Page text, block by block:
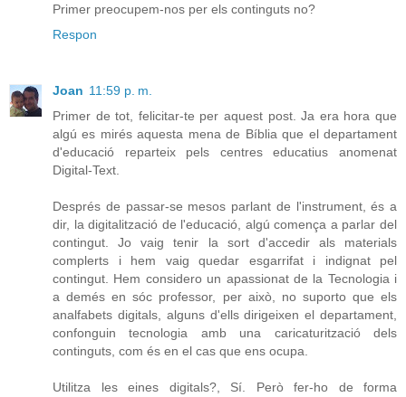
Primer preocupem-nos per els continguts no?
Respon
Joan 11:59 p. m.
Primer de tot, felicitar-te per aquest post. Ja era hora que
algú es mirés aquesta mena de Bíblia que el departament
d'educació reparteix pels centres educatius anomenat
Digital-Text.
Després de passar-se mesos parlant de l'instrument, és a
dir, la digitalització de l'educació, algú comença a parlar del
contingut. Jo vaig tenir la sort d'accedir als materials
complerts i hem vaig quedar esgarrifat i indignat pel
contingut. Hem considero un apassionat de la Tecnologia i
a demés en sóc professor, per això, no suporto que els
analfabets digitals, alguns d'ells dirigeixen el departament,
confonguin tecnologia amb una caricaturització dels
continguts, com és en el cas que ens ocupa.
Utilitza les eines digitals?, Sí. Però fer-ho de forma